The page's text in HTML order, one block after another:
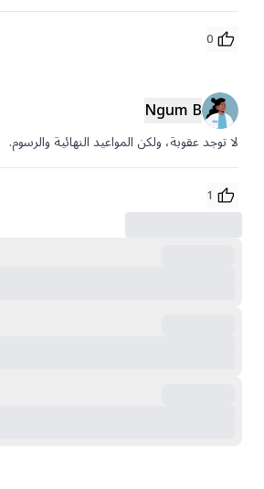
0
Ngum B
لا توجد عقوبة، ولكن المواعيد النهائية والرسوم.
1